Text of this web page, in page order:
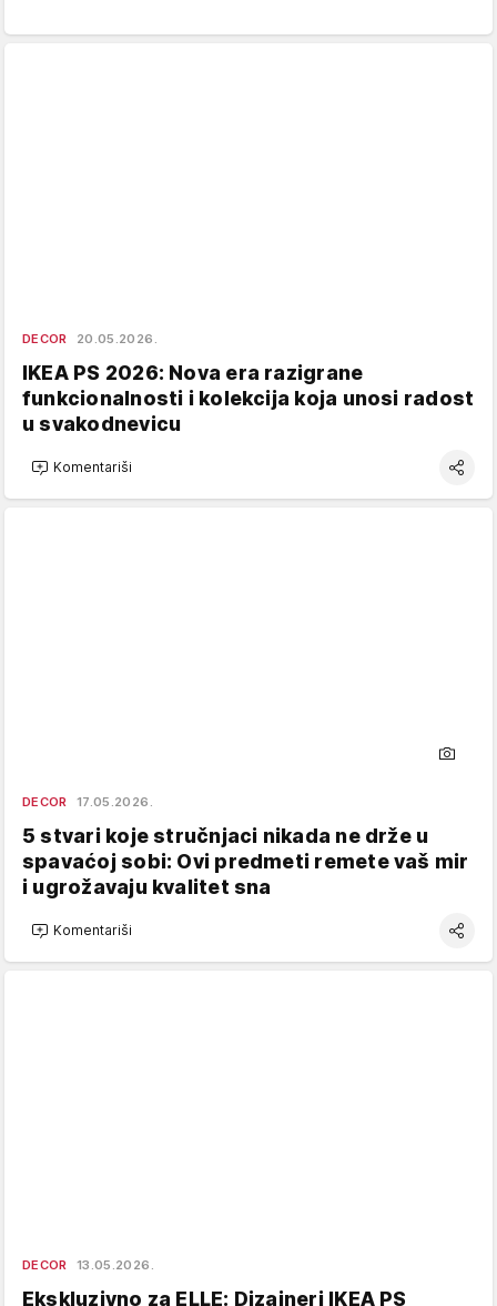
DECOR 20.05.2026.
IKEA PS 2026: Nova era razigrane
funkcionalnosti i kolekcija koja unosi radost
u svakodnevicu
Komentariši
DECOR 17.05.2026.
5 stvari koje stručnjaci nikada ne drže u
spavaćoj sobi: Ovi predmeti remete vaš mir
i ugrožavaju kvalitet sna
Komentariši
DECOR 13.05.2026.
Ekskluzivno za ELLE: Dizajneri IKEA PS